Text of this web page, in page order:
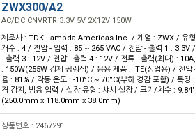
ZWX300/A2
AC/DC CNVRTR 3.3V 5V 2X12V 150W
제조사 : TDK-Lambda Americas Inc. / 계열 : ZWX / 유형
개수 : 4 / 전압 - 입력 : 85 ~ 265 VAC / 전압 - 출력 1 : 3.3V
- 출력 3 : 12V / 전압 - 출력 4 : 12V / 전류 - 출력(최대) :
: 150W(255W 강제 공랭식) / 응용 제품 : ITE(상업용) / 전
율 : 81% / 작동 온도 : -10°C ~ 70°C(부하 경감 포함) / 특
격 감지, 범용 입력 / 실장 유형 : 섀시 실장 / 크기/치수 :
(250.0mm x 118.0mm x 38.0mm)
상품번호 : 2467291